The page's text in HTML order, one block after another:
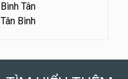
Bình Tân
Tân Bình